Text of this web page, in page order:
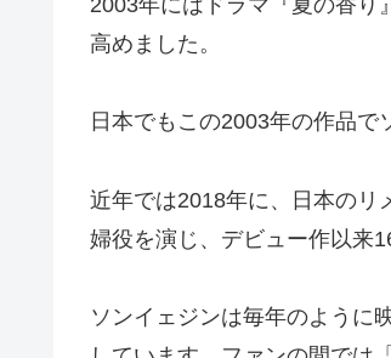
2003年にはドラマ『夏の香り
高めました。
日本でもこの2003年の作品で
近年では2018年に、日本のリ
婦役を演じ、デビュー作以来
ソンイェジンは毎年のように